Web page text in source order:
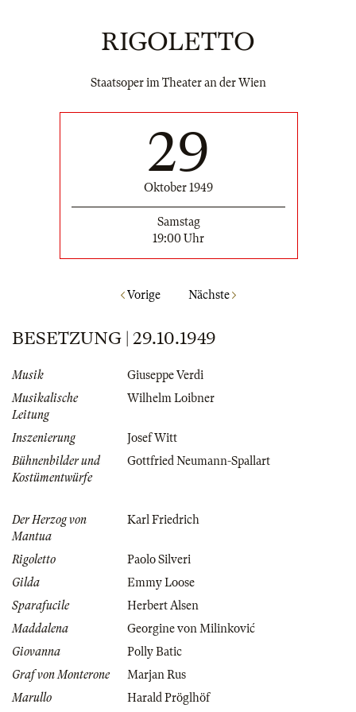
RIGOLETTO
Staatsoper im Theater an der Wien
29
Oktober 1949
Samstag
19:00 Uhr
Vorige Nächste
BESETZUNG | 29.10.1949
Musik
Giuseppe Verdi
Musikalische
Leitung
Wilhelm Loibner
Inszenierung
Josef Witt
Bühnenbilder und
Kostümentwürfe
Gottfried Neumann-Spallart
Der Herzog von
Mantua
Karl Friedrich
Rigoletto
Paolo Silveri
Gilda
Emmy Loose
Sparafucile
Herbert Alsen
Maddalena
Georgine von Milinković
Giovanna
Polly Batic
Graf von Monterone
Marjan Rus
Marullo
Harald Pröglhöf